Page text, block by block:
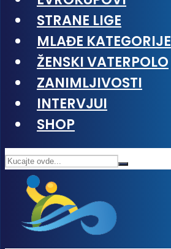
STRANE LIGE
MLAĐE KATEGORIJE
ŽENSKI VATERPOLO
ZANIMLJIVOSTI
INTERVJUI
SHOP